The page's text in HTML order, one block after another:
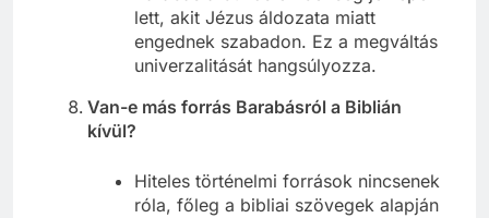
lett, akit Jézus áldozata miatt
engednek szabadon. Ez a megváltás
univerzalitását hangsúlyozza.
Van-e más forrás Barabásról a Biblián
kívül?
Hiteles történelmi források nincsenek
róla, főleg a bibliai szövegek alapján